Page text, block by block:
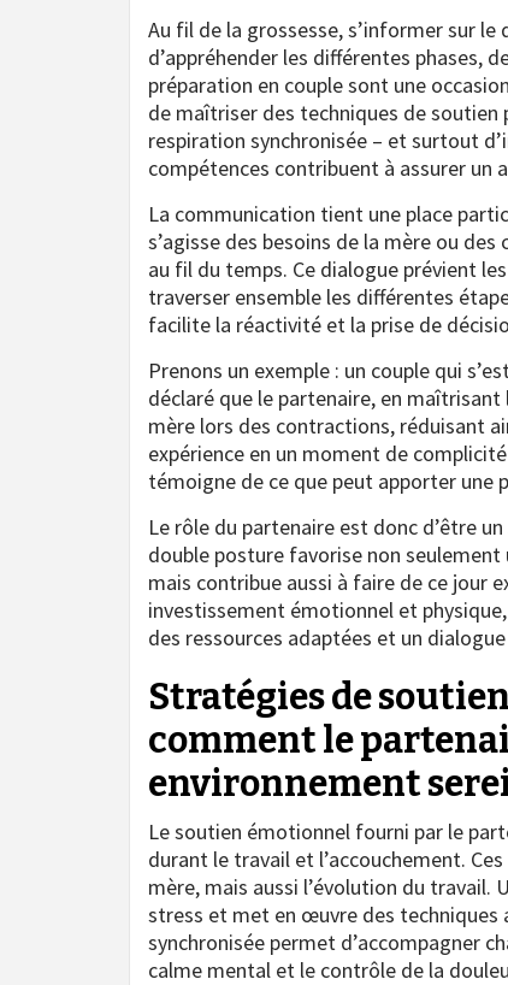
Au fil de la grossesse, s’informer sur
d’appréhender les différentes phases,
préparation en couple sont une
de maîtriser des techniques de
respiration synchronisée – et surtout
compétences contribuent à assurer un
La communication tient une place
s’agisse des besoins de la mère ou
au fil du temps. Ce dialogue prévient
traverser ensemble les différentes
facilite la réactivité et la prise de
Prenons un exemple : un couple qui
déclaré que le partenaire, en
mère lors des contractions, réduisant
expérience en un moment de
témoigne de ce que peut apporter une
Le rôle du partenaire est donc d’être
double posture favorise non
mais contribue aussi à faire de ce jour
investissement émotionnel et
des ressources adaptées et un
Stratégies de
comment le
environnement
Le soutien émotionnel fourni par le
durant le travail et l’accouchement.
mère, mais aussi l’évolution du travail.
stress et met en œuvre des techniques
synchronisée permet d’accompagner
calme mental et le contrôle de la